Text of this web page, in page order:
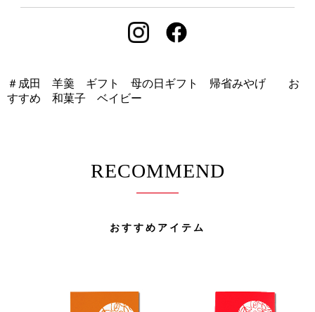
＃成田 羊羹 ギフト 母の日ギフト 帰省みやげ お
すすめ 和菓子 ベイビー
RECOMMEND
おすすめアイテム